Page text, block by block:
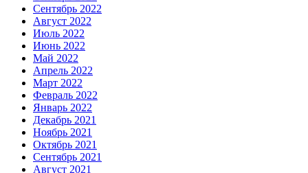
Сентябрь 2022
Август 2022
Июль 2022
Июнь 2022
Май 2022
Апрель 2022
Март 2022
Февраль 2022
Январь 2022
Декабрь 2021
Ноябрь 2021
Октябрь 2021
Сентябрь 2021
Август 2021